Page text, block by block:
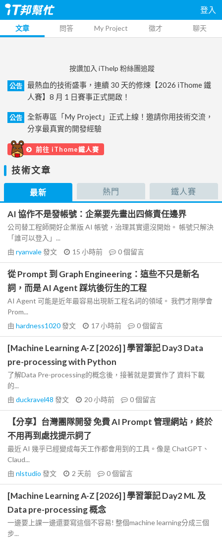
登入
文章 問答 My Project 徵才 聊天
按讚加入 iThelp 粉絲團追蹤
公告
最熱血的技術盛事，連續 30 天的修煉【2026 iThome 鐵
人賽】8 月 1 日賽事正式開啟！
公告
全新專區「My Project」正式上線！邀請你用技術交流，
分享最真實的開發經驗
前往 iThome鐵人賽
技術文章
最新 熱門 鐵人賽
AI 協作不是發帳號：企業要先畫出四條責任邊界
公司替工程師開好企業版 AI 帳號，治理其實還沒開始。 帳號只解決
「誰可以登入」...
由 ryanvale發文 15 小時前 0個留言
從 Prompt 到 Graph Engineering：這些不只是新名
詞，而是 AI Agent 踩坑後衍生的工程
AI Agent 可能是近年最容易出現新工程名詞的領域。 我們才剛學會
Prom...
由 hardness1020發文 17 小時前 0個留言
[Machine Learning A-Z [2026] ] 學習筆記 Day3 Data
pre-processing with Python
了解Data Pre-processing的概念後，接著就是要實作了 資料下載
的...
由 duckravel48 發文 20 小時前 0個留言
【分享】台灣團隊開發 免費 AI Prompt 管理網站，終於
不用再到處找提示詞了
最近 AI 幾乎已經變成每天工作都會用到的工具。像是 ChatGPT、
Claud...
由 nlstudio 發文 2 天前 0個留言
[Machine Learning A-Z [2026] ] 學習筆記 Day2 ML 及
Data pre-processing 概念
一邊要上課一邊還要寫這個不容易! 整個machine learning分成三個
步...